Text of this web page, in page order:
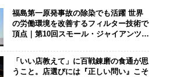
福島第一原発事故の除染でも活躍 世界
の労働環境を改善するフィルター技術で
頂点｜第10回スモール・ジャイアンツ
「いい店教えて」に百戦錬磨の食通が思
うこと。店選びには『正しい問い』こそ